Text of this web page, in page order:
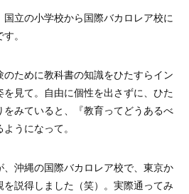
国立の小学校から国際バカロレア校に
。
ために教科書の知識をひたすらイン
見て。自由に個性を出さずに、ひた
みていると、『教育ってどうあるべ
うになって。
沖縄の国際バカロレア校で、東京か
説得しました（笑）。実際通ってみ